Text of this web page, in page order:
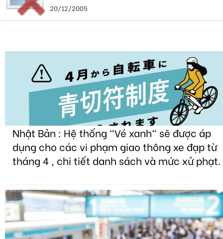
20/12/2005
Nhật Bản : Hệ thống "Vé xanh" sẽ được áp
dụng cho các vi phạm giao thông xe đạp từ
tháng 4 , chi tiết danh sách và mức xử phạt.